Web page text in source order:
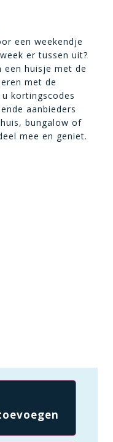
een weekendje
er tussen uit?
een huisje met de
met de
kortingscodes
aanbieders
bungalow of
mee en geniet.